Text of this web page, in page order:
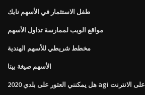
طفل الاستثمار في الأسهم نايك
مواقع الويب لممارسة تداول الأسهم
مخطط شريطي للأسهم الهندية
الأسهم صيغة بيتا
هل يمكنني العثور على بلدي 2020 agi على الانترنت